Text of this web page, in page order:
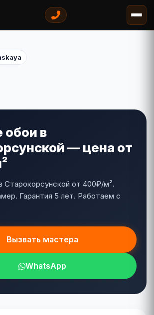
в
— цена от
Старокорсунской от 400₽/м².
Гарантия 5 лет. Работаем с
Вызвать мастера
WhatsApp